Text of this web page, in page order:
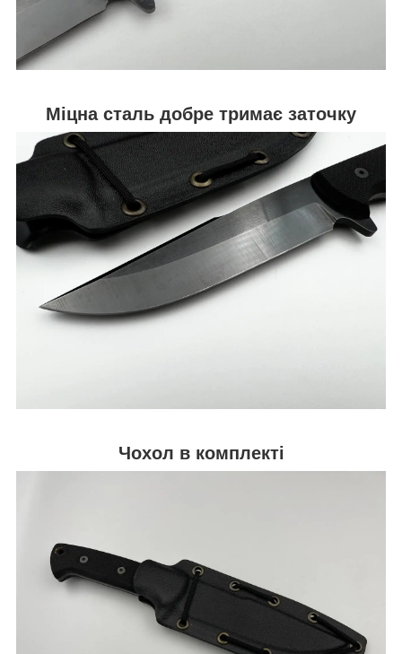
Міцна сталь добре тримає заточку
Чохол в комплекті